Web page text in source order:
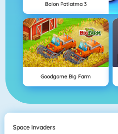
Balon Patlatma 3
Goodgame Big Farm
Space Invaders